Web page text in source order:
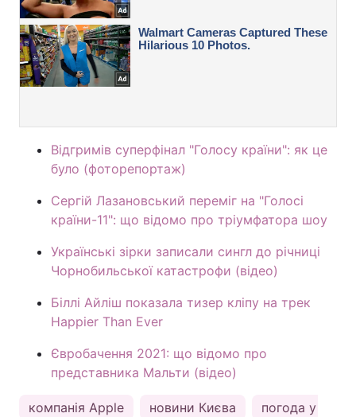
Відгримів суперфінал "Голосу країни": як це
було (фоторепортаж)
Сергій Лазановський переміг на "Голосі
країни-11": що відомо про тріумфатора шоу
Українські зірки записали сингл до річниці
Чорнобильської катастрофи (відео)
Біллі Айліш показала тизер кліпу на трек
Happier Than Ever
Євробачення 2021: що відомо про
представника Мальти (відео)
компанія Apple новини Києва погода у Києві